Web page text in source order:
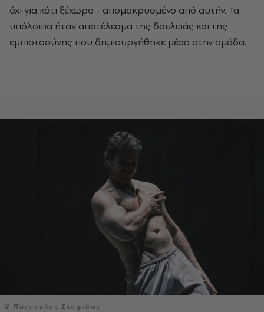
όχι για κάτι ξέχωρο - απομακρυσμένο από αυτήν. Τα
υπόλοιπα ήταν αποτέλεσμα της δουλειάς και της
εμπιστοσύνης που δημιουργήθηκε μέσα στην ομάδα.
© Πάτροκλος Σκαφίδας